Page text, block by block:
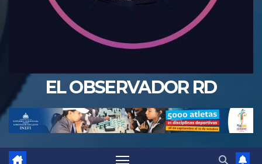
EL OBSERVADOR RD